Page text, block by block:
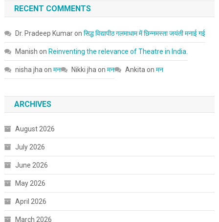
RECENT COMMENTS
Dr. Pradeep Kumaron सिद्ध विद्यापीठ गलमाधाम में छिन्नमस्ता जयंती मनाई गई
Manish on Reinventing the relevance of Theatre in India.
nisha jha on मन Nikki jha on मन Ankita on मन
ARCHIVES
August 2026
July 2026
June 2026
May 2026
April 2026
March 2026